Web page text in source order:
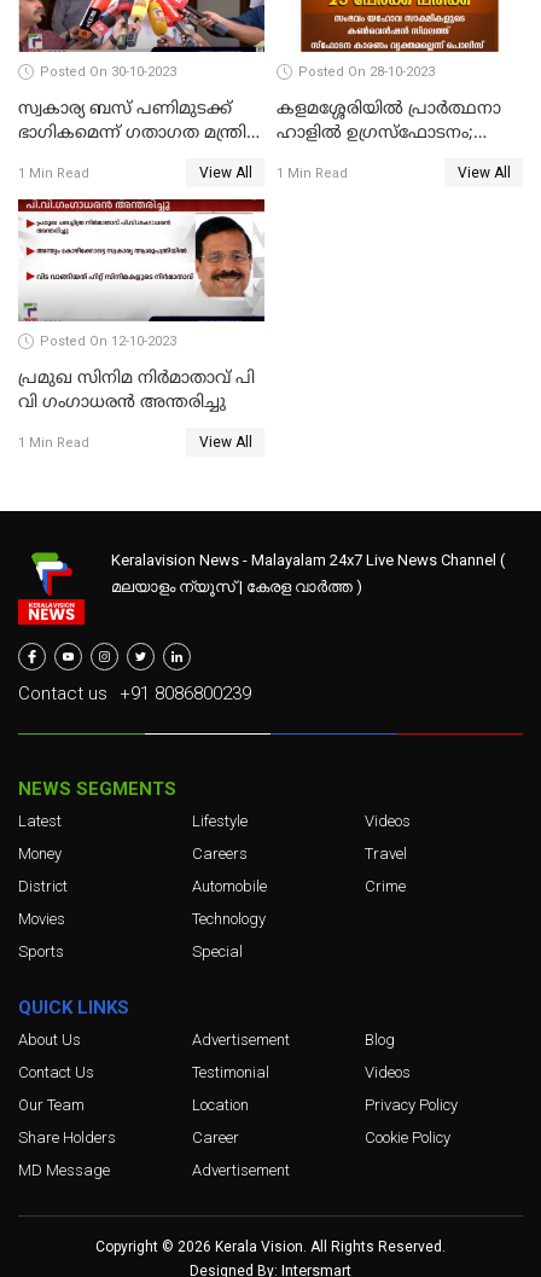
Posted On 30-10-2023
സ്വകാര്യ ബസ് പണിമുടക്ക്
ഭാഗികമെന്ന് ഗതാഗത മന്ത്രി
1 Min Read View All
Posted On 28-10-2023
കളമശ്ശേരിയിൽ പ്രാർത്ഥനാ
ഹാളിൽ ഉഗ്രസ്‌ഫോടനം;
പേരുടെ നില ഗുരുതരം
1 Min Read View All
Posted On 12-10-2023
പ്രമുഖ സിനിമ നിർമാതാവ് പി
വി ഗംഗാധരൻ അന്തരിച്ചു
1 Min Read View All
Keralavision News - Malayalam 24x7 Live News Channel (
മലയാളം ന്യൂസ് | കേരള വാർത്ത )
Contact us +91 8086800239
NEWS SEGMENTS
Latest
Money
District
Movies
Sports
Lifestyle
Careers
Automobile
Technology
Special
Videos
Travel
Crime
QUICK LINKS
About Us
Contact Us
Our Team
Share Holders
MD Message
Advertisement
Testimonial
Location
Career
Advertisement
Blog
Videos
Privacy Policy
Cookie Policy
Copyright © 2026 Kerala Vision. All Rights Reserved.
Designed By: Intersmart